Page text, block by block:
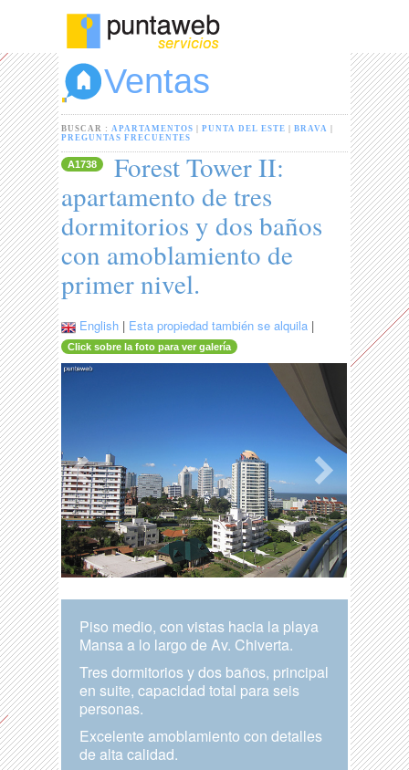
Ventas
BUSCAR :APARTAMENTOS |PUNTA DEL ESTE |BRAVA
PREGUNTAS FRECUENTES
A1738
Forest Tower II:
apartamento de tres
dormitorios y dos baños
con amoblamiento de
primer nivel.
English | Esta propiedad también se alquila |
Click sobre la foto para ver galería
Piso medio, con vistas hacia la playa
Mansa a lo largo de Av. Chiverta.
Tres dormitorios y dos baños, principal
en suite, capacidad total para seis
personas.
Excelente amoblamiento con detalles
de alta calidad.